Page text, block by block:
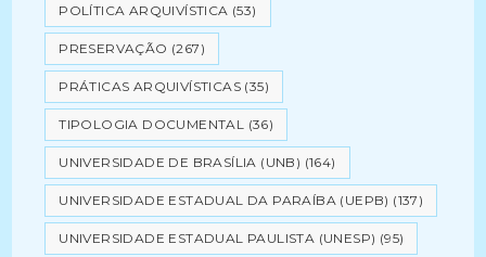
POLÍTICA ARQUIVÍSTICA (53)
PRESERVAÇÃO (267)
PRÁTICAS ARQUIVÍSTICAS (35)
TIPOLOGIA DOCUMENTAL (36)
UNIVERSIDADE DE BRASÍLIA (UNB) (164)
UNIVERSIDADE ESTADUAL DA PARAÍBA (UEPB) (137)
UNIVERSIDADE ESTADUAL PAULISTA (UNESP) (95)